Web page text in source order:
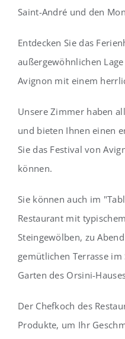
Saint-André und den
Entdecken Sie das
außergewöhnlichen
Avignon mit einem
Unsere Zimmer haben
und bieten Ihnen einen
Sie das Festival von
können.
Sie können auch im
Restaurant mit
Steingewölben, zu
gemütlichen Terrasse
Garten des Orsini-
Der Chefkoch des
Produkte, um Ihr